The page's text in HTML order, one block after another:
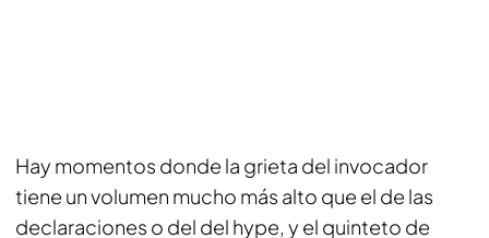
Hay momentos donde la grieta del invocador
tiene un volumen mucho más alto que el de las
declaraciones o del del hype, y el quinteto de